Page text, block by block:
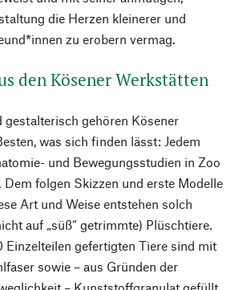
die Herzen kleinerer und
zu erobern vermag.
den Kösener Werkstätten
gestalterisch gehören Kösener
was sich finden lässt: Jedem
und Bewegungsstudien in Zoo
Dem folgen Skizzen und erste Modelle
Art und Weise entstehen solch
auf „süß“ getrimmte) Plüschtiere.
Einzelteilen gefertigten Tiere sind mit
sowie – aus Gründen der